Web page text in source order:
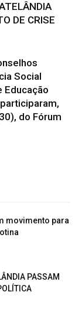
DE CRISE
Social
Educação
do Fórum
movimento para
PASSAM